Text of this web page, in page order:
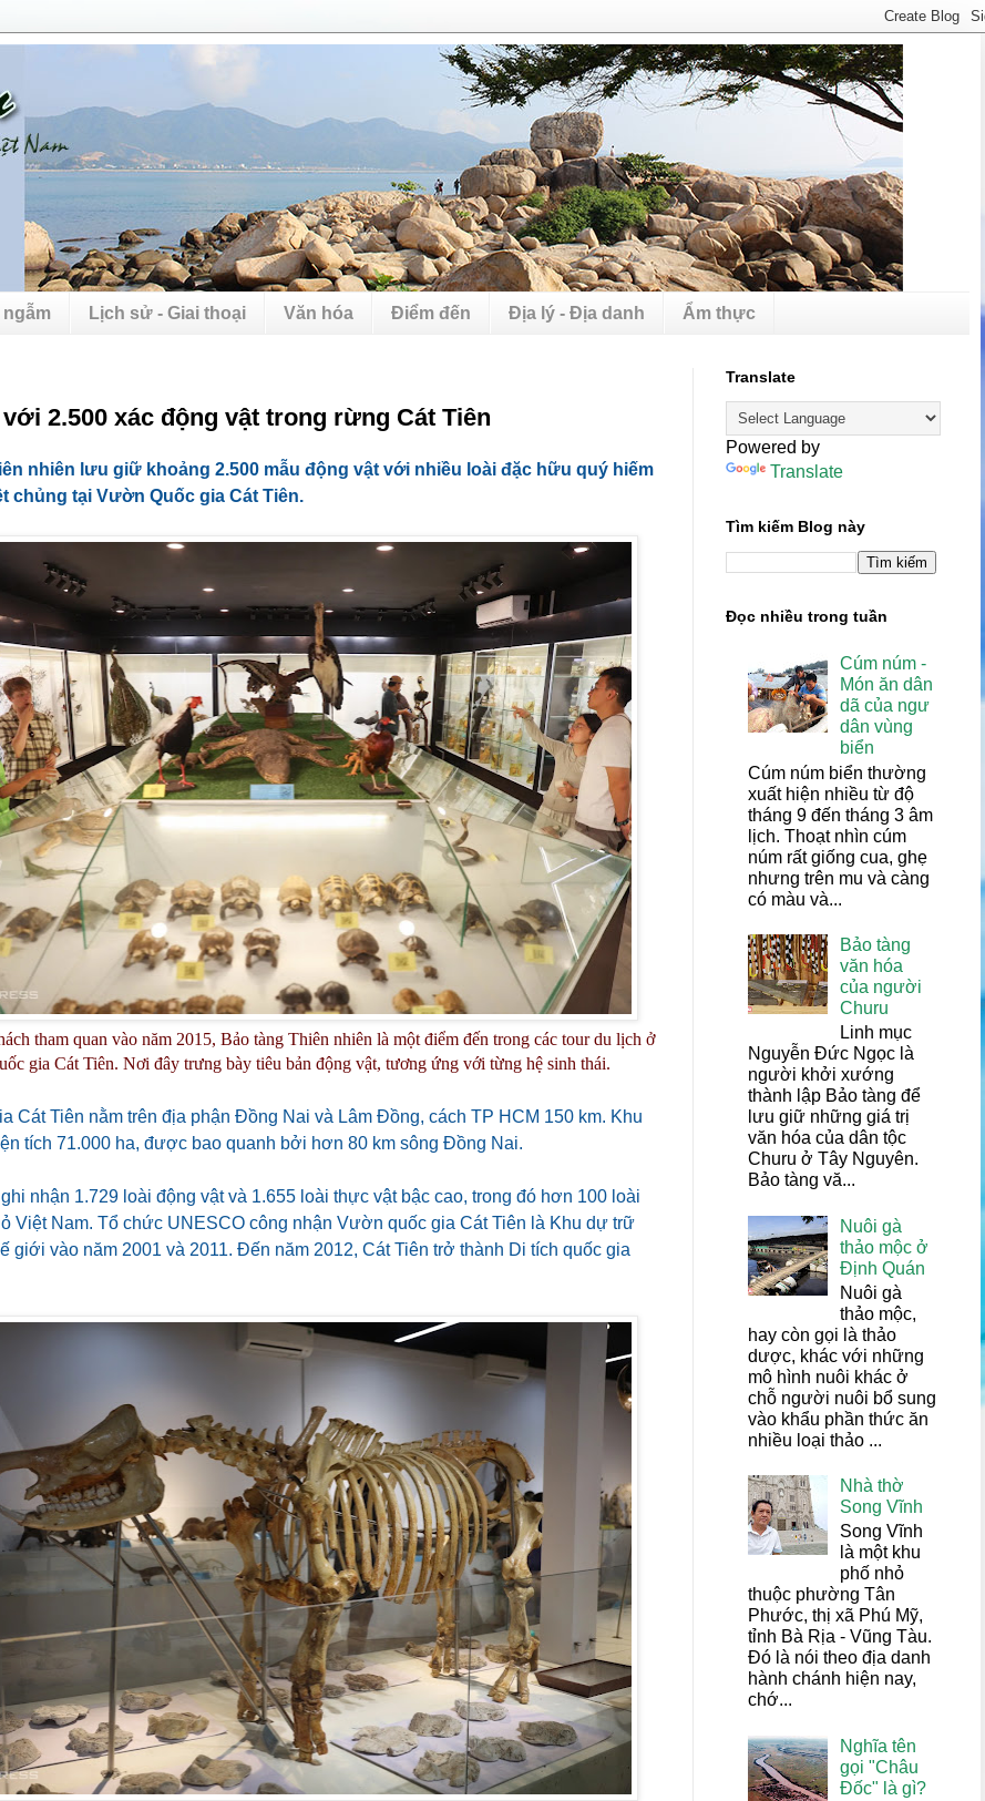
ngẫm Lịch sử - Giai thoại Văn hóa Điểm đến Địa lý - Địa danh Ẩm thực
2.500 xác động vật trong rừng Cát Tiên
nhiên lưu giữ khoảng 2.500 mẫu động vật với nhiều loài đặc hữu quý hiếm
chủng tại Vườn Quốc gia Cát Tiên.
tham quan vào năm 2015, Bảo tàng Thiên nhiên là một điểm đến trong các tour du lịch ở
gia Cát Tiên. Nơi đây trưng bày tiêu bản động vật, tương ứng với từng hệ sinh thái.
Cát Tiên nằm trên địa phận Đồng Nai và Lâm Đồng, cách TP HCM 150 km. Khu
tích 71.000 ha, được bao quanh bởi hơn 80 km sông Đồng Nai.
nhận 1.729 loài động vật và 1.655 loài thực vật bậc cao, trong đó hơn 100 loài
Việt Nam. Tổ chức UNESCO công nhận Vườn quốc gia Cát Tiên là Khu dự trữ
giới vào năm 2001 và 2011. Đến năm 2012, Cát Tiên trở thành Di tích quốc gia
Translate
Powered by
Translate
Tìm kiếm Blog này
Đọc nhiều trong tuần
Cúm núm -
Món ăn dân
dã của ngư
dân vùng
biển
Cúm núm biển thường
xuất hiện nhiều từ độ
tháng 9 đến tháng 3 âm
lịch. Thoạt nhìn cúm
núm rất giống cua, ghẹ
nhưng trên mu và càng
có màu và...
Bảo tàng
văn hóa
của người
Churu
Linh mục
Nguyễn Đức Ngọc là
người khởi xướng
thành lập Bảo tàng để
lưu giữ những giá trị
văn hóa của dân tộc
Churu ở Tây Nguyên.
Bảo tàng vă...
Nuôi gà
thảo mộc ở
Định Quán
Nuôi gà
thảo mộc,
hay còn gọi là thảo
dược, khác với những
mô hình nuôi khác ở
chỗ người nuôi bổ sung
vào khẩu phần thức ăn
nhiều loại thảo ...
Nhà thờ
Song Vĩnh
Song Vĩnh
là một khu
phố nhỏ
thuộc phường Tân
Phước, thị xã Phú Mỹ,
tỉnh Bà Rịa - Vũng Tàu.
Đó là nói theo địa danh
hành chánh hiện nay,
chớ...
Nghĩa tên
gọi "Châu
Đốc" là gì?